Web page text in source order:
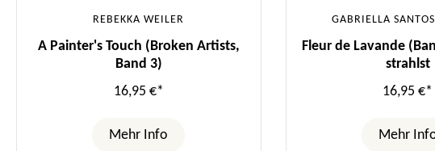
REBEKKA WEILER
A Painter's Touch (Broken Artists,
Band 3)
16,95 €*
Mehr Info
GABRIELLA
Fleur de Lavande
strahlst
16,95 €*
Mehr